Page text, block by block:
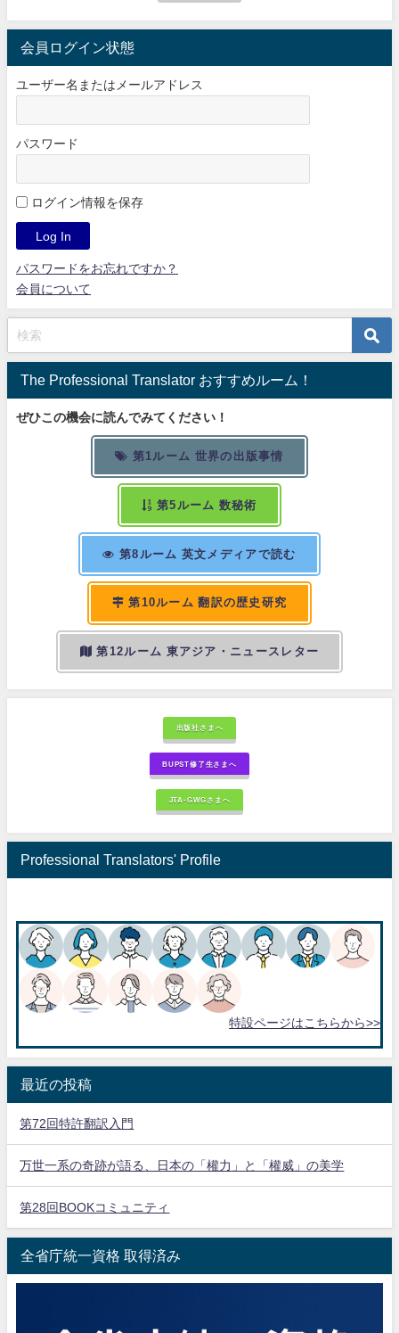
会員ログイン状態
ユーザー名またはメールアドレス
パスワード
ログイン情報を保存
パスワードをお忘れですか？
会員について
The Professional Translator おすすめルーム！
ぜひこの機会に読んでみてください！
第1ルーム 世界の出版事情
第5ルーム 数秘術
第8ルーム 英文メディアで読む
第10ルーム 翻訳の歴史研究
第12ルーム 東アジア・ニュースレター
出版社さまへ
BUPST修了生さまへ
JTA-GWGさまへ
Professional Translators' Profile
特設ページはこちらから>>
最近の投稿
第72回特許翻訳入門
万世一系の奇跡が語る、日本の「權力」と「權威」の美学
第28回BOOKコミュニティ
全省庁統一資格 取得済み